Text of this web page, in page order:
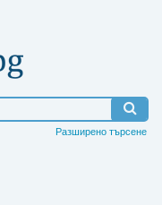
Разширено търсене